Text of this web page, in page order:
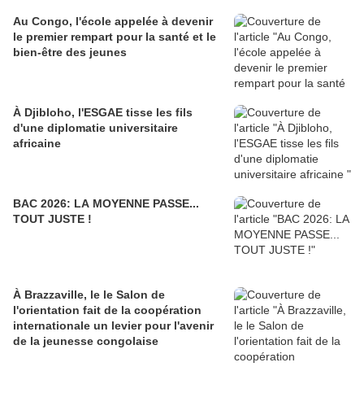
Au Congo, l'école appelée à devenir
le premier rempart pour la santé et le
bien-être des jeunes
À Djibloho, l'ESGAE tisse les fils
d'une diplomatie universitaire
africaine
BAC 2026: LA MOYENNE PASSE...
TOUT JUSTE !
À Brazzaville, le le Salon de
l'orientation fait de la coopération
internationale un levier pour l'avenir
de la jeunesse congolaise